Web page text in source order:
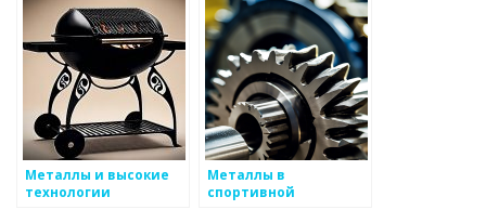
Металлы и высокие
технологии
Металлы в
спортивной